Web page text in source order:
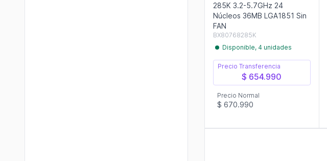
285K 3.2-5.7GHz 24
Núcleos 36MB LGA1851 Sin
FAN
BX80768285K
Disponible, 4 unidades
Precio Transferencia
$ 654.990
Precio Normal
$ 670.990